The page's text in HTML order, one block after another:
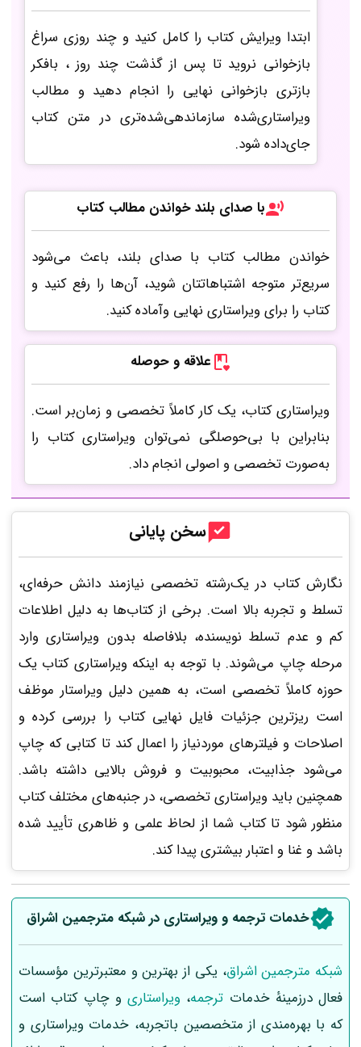
ابتدا ویرایش کتاب را کامل کنید و چند روزی سراغ
بازخوانی نروید تا پس از گذشت چند روز ، بافکر
بازتری بازخوانی نهایی را انجام دهید و مطالب
ویراستاری‌شده سازماندهی‌شده‌تری در متن کتاب
جای‌داده شود.
با صدای بلند خواندن مطالب کتاب
خواندن مطالب کتاب با صدای بلند، باعث می‌شود
سریع‌تر متوجه اشتباهاتتان شوید، آن‌ها را رفع کنید و
کتاب را برای ویراستاری نهایی وآماده کنید.
علاقه و حوصله
ویراستاری کتاب، یک کار کاملاً تخصصی و زمان‌بر است.
بنابراین با بی‌حوصلگی نمی‌توان ویراستاری کتاب را
به‌صورت تخصصی و اصولی انجام داد.
سخن پایانی
نگارش کتاب در یک‌‌رشته تخصصی نیازمند دانش حرفه‌ای،
تسلط و تجربه بالا است. برخی از کتاب‌ها به دلیل اطلاعات
کم و عدم تسلط نویسنده، بلافاصله بدون ویراستاری وارد
مرحله چاپ می‌شوند. با توجه به اینکه ویراستاری کتاب یک
حوزه کاملاً تخصصی است، به همین دلیل ویراستار موظف
است ریزترین جزئیات فایل نهایی کتاب را بررسی کرده و
اصلاحات و فیلترهای موردنیاز را اعمال کند تا کتابی که چاپ
می‌شود جذابیت، محبوبیت و فروش بالایی داشته باشد.
همچنین باید ویراستاری تخصصی، در جنبه‌های مختلف کتاب
منظور شود تا کتاب شما از لحاظ علمی و ظاهری تأیید شده
باشد و غنا و اعتبار بیشتری پیدا کند.
خدمات ترجمه و ویراستاری در شبکه مترجمین اشراق
شبکه مترجمین اشراق، یکی از بهترین و معتبرترین مؤسسات
فعال درزمینهٔ خدمات ترجمه، ویراستاری و چاپ کتاب است
که با بهره‌مندی از متخصصین باتجربه، خدمات ویراستاری و